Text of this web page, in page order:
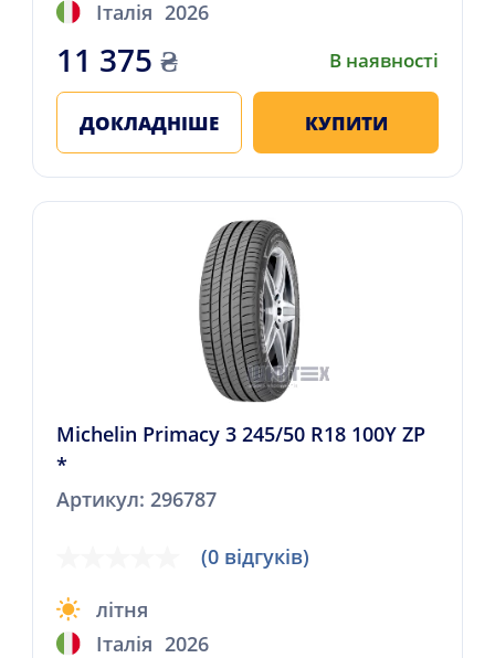
Італія 2026
11 375 ₴ В наявності
ДОКЛАДНІШЕ КУПИТИ
Michelin Primacy 3 245/50 R18 100Y ZP
*
Артикул: 296787
(0 відгуків)
літня
Італія 2026